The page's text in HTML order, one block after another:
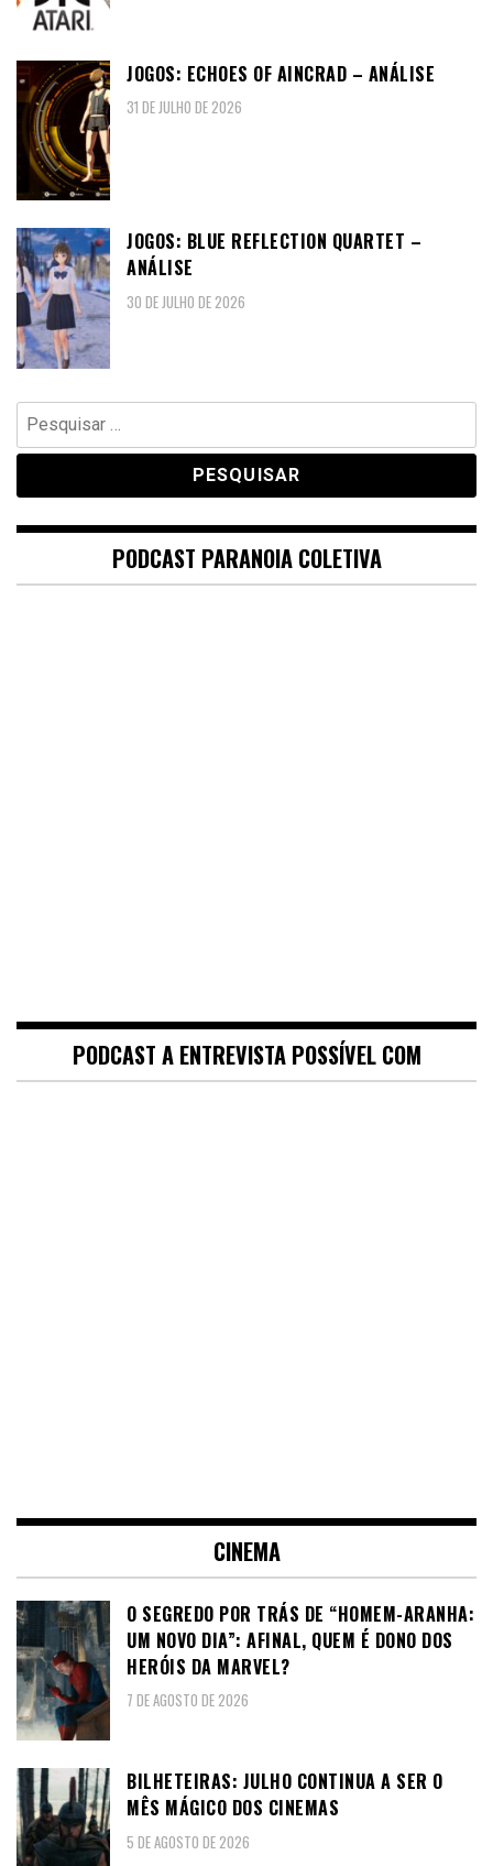
JOGOS: ECHOES OF AINCRAD – ANÁLISE
31 DE JULHO DE 2026
JOGOS: BLUE REFLECTION QUARTET –
ANÁLISE
30 DE JULHO DE 2026
Pesquisar
por:
PODCAST PARANOIA COLETIVA
PODCAST A ENTREVISTA POSSÍVEL COM
CINEMA
O SEGREDO POR TRÁS DE “HOMEM-ARANHA:
UM NOVO DIA”: AFINAL, QUEM É DONO DOS
HERÓIS DA MARVEL?
7 DE AGOSTO DE 2026
BILHETEIRAS: JULHO CONTINUA A SER O
MÊS MÁGICO DOS CINEMAS
5 DE AGOSTO DE 2026